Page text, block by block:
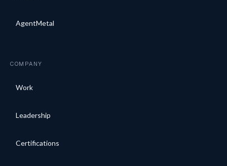
AgentMetal
COMPANY
Work
Leadership
Certifications